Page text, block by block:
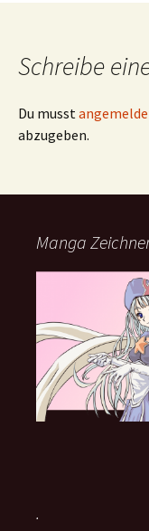
Schreibe
Du musst
abzugeben.
Manga
.